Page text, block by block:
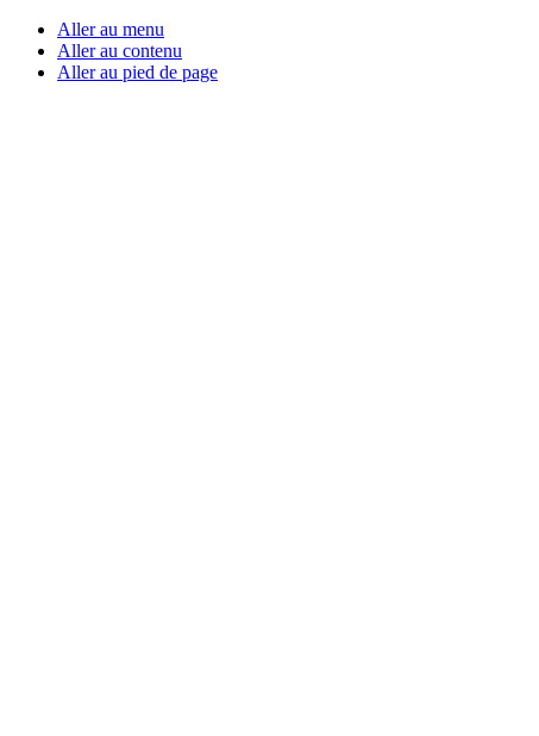
Aller au menu
Aller au contenu
Aller au pied de page